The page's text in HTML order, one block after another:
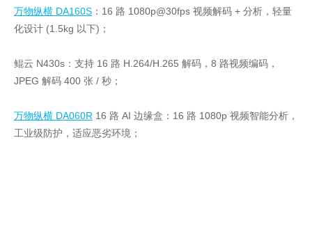
万物纵横 DA160S ：16 路 1080p@30fps 视频解码 + 分析，轻量
化设计 (1.5kg 以下)；
鲲云 N430s：支持 16 路 H.264/H.265 解码，8 路视频编码，
JPEG 解码 400 张 / 秒；
万物纵横 DA060R 16 路 AI 边缘盒：16 路 1080p 视频智能分析，
工业级防护，适应恶劣环境；